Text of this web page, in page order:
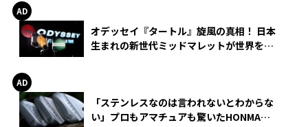
オデッセイ『タートル』旋風の真相！ 日本
生まれの新世代ミッドマレットが世界を席
「ステンレスなのは言われないとわからな
い」プロもアマチュアも驚いたHONMA